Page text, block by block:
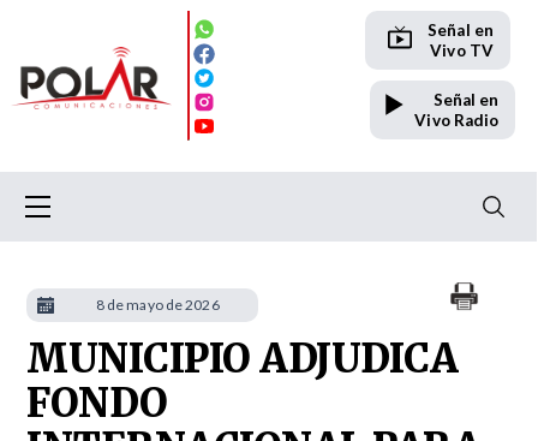
Señal en
Vivo TV
Señal en
Vivo Radio
MUNICIPIO ADJUDICA
FONDO
8 de mayo de 2026